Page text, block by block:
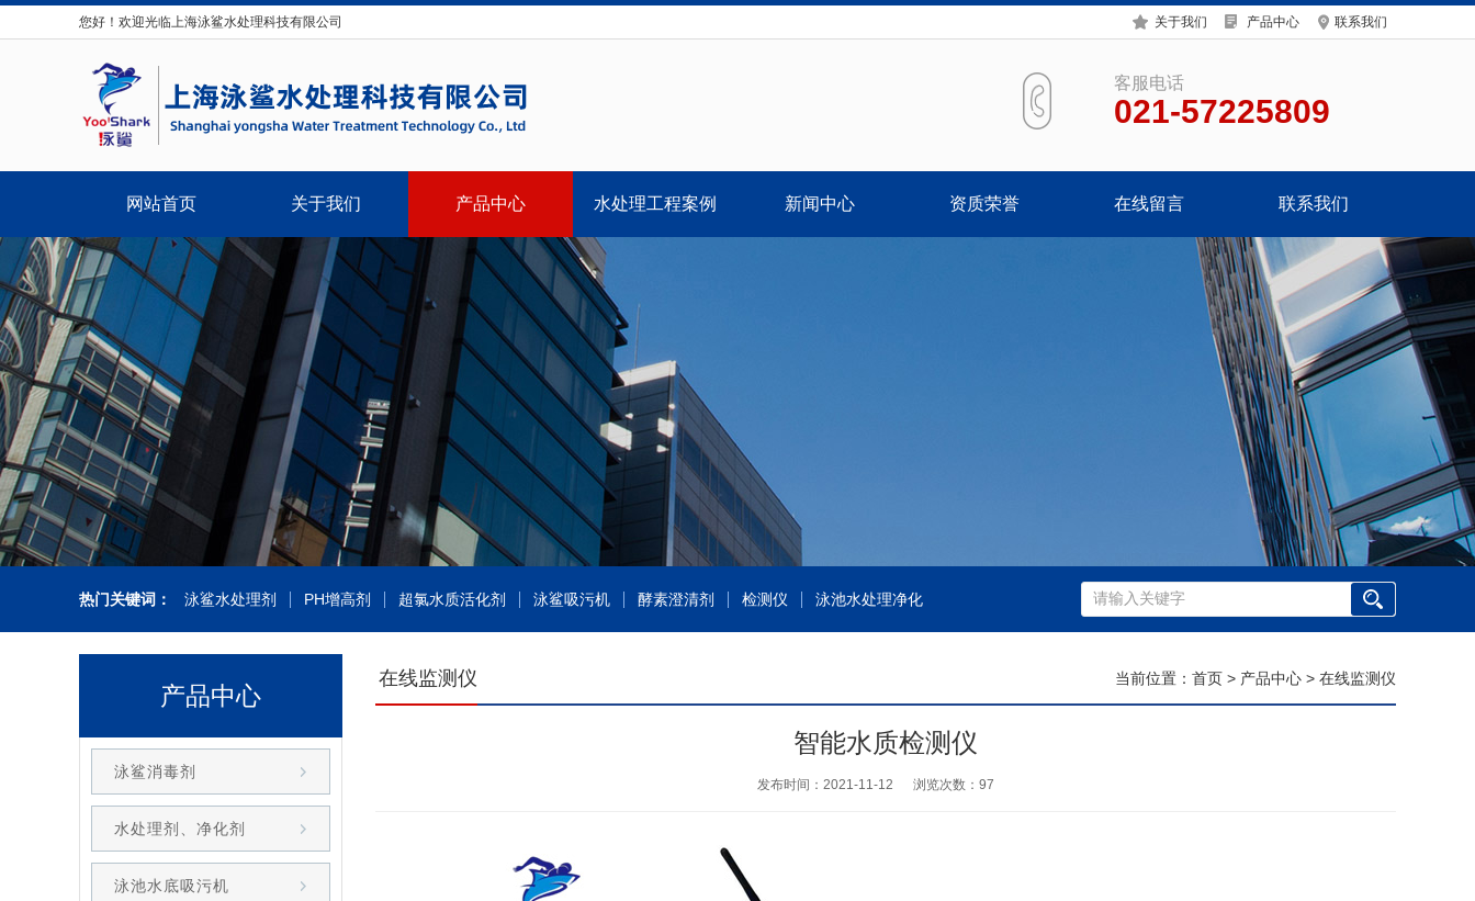
您好！欢迎光临上海泳鲨水处理科技有限公司 关于我们 产品中心 联系我们
客服电话
021-57225809
网站首页 关于我们 产品中心 水处理工程案例 新闻中心 资质荣誉 在线留言 联系我们
热门关键词： 泳鲨水处理剂 PH增高剂 超氯水质活化剂 泳鲨吸污机 酵素澄清剂 检测仪 泳池水处理净化
产品中心
泳鲨消毒剂
水处理剂、净化剂
泳池水底吸污机
当前位置： 首页 > 产品中心 > 在线监测仪
在线监测仪
智能水质检测仪
发布时间：2021-11-12 浏览次数： 97